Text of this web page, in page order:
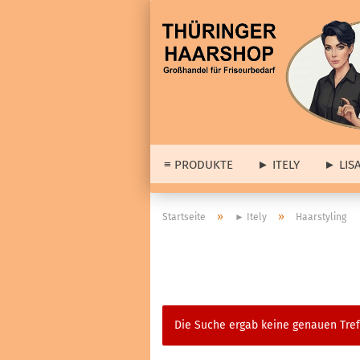
≡ PRODUKTE ► ITELY ►
Cologne
Startseite » ► Itely » Haarstyling
Die Suche ergab keine genauen